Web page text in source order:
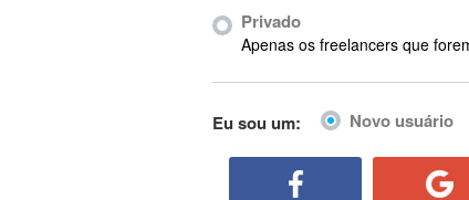
Ableton Live
Abstract Window Toolkit (AWT)
Privado
Apenas os freelancers que
Eu sou um: Novo usuário